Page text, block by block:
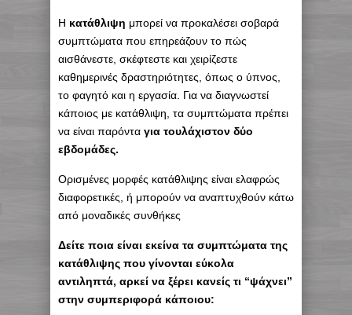
Η κατάθλιψη μπορεί να προκαλέσει σοβαρά
συμπτώματα που επηρεάζουν το πώς
αισθάνεστε, σκέφτεστε και χειρίζεστε
καθημερινές δραστηριότητες, όπως ο ύπνος,
το φαγητό και η εργασία. Για να διαγνωστεί
κάποιος με κατάθλιψη, τα συμπτώματα πρέπει
να είναι παρόντα για τουλάχιστον δύο
εβδομάδες.
Ορισμένες μορφές κατάθλιψης είναι ελαφρώς
διαφορετικές, ή μπορούν να αναπτυχθούν κάτω
από μοναδικές συνθήκες
Δείτε ποια είναι εκείνα τα συμπτώματα της
κατάθλιψης που γίνονται εύκολα
αντιληπτά, αρκεί να ξέρει κανείς τι “ψάχνει”
στην συμπεριφορά κάποιου: